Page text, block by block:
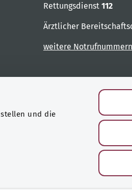
und die
Rettungsdienst 112
Ärztlicher
weitere Notrufnummern